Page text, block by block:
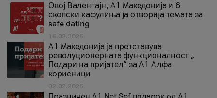
Овој Валентајн, A1 Македонија и 6
скопски кафулиња ја отворија темата за
safe dating
16.02.2026
А1 Македонија ја претставува
револуционерната функционалност „
Подари на пријател“ за А1 Алфа
корисници
02.02.2026